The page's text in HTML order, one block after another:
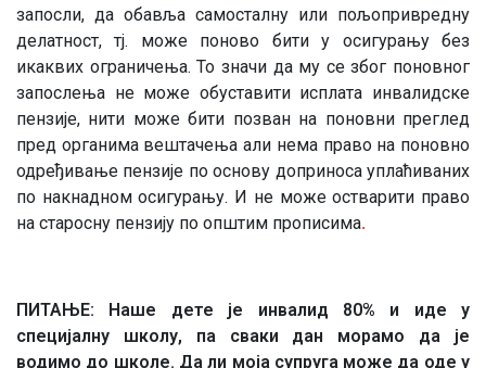
запосли, да обавља самосталну или пољопривредну
делатност, тј. може поново бити у осигурању без
икаквих ограничења. То значи да му се због поновног
запослења не може обуставити исплата инвалидске
пензије, нити може бити позван на поновни преглед
пред органима вештачења али нема право на поновно
одређивање пензије по основу доприноса уплаћиваних
по накнадном осигурању. И не може остварити право
на старосну пензију по општим прописима.
ПИТАЊЕ: Наше дете је инвалид 80% и иде у
специјалну школу, па сваки дан морамо да је
водимо до школе. Да ли моја супруга може да оде у